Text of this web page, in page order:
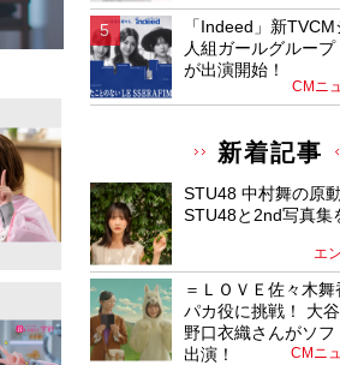
「Indeed」新
人組ガールグルー
が出演開始！
CMニ
新着記事
STU48 中村舞の原
STU48と2nd写真集
エ
＝ＬＯＶＥ佐々木
パカ役に挑戦！ 大谷
野口衣織さんがソ
出演！
CMニ